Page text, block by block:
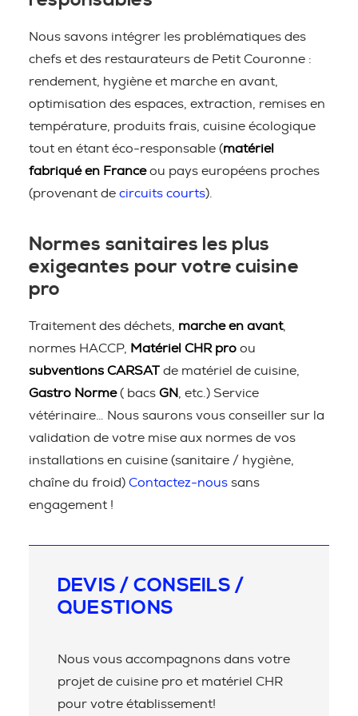
Nous savons intégrer les problématiques des
chefs et des restaurateurs de Petit Couronne :
rendement, hygiène et marche en avant,
optimisation des espaces, extraction, remises en
température, produits frais, cuisine écologique
tout en étant éco-responsable (matériel
fabriqué en Franceou pays européens proches
(provenant de circuits courts).
Normes sanitaires les plus
exigeantes pour votre cuisine
pro
Traitement des déchets, marche en avant,
normes HACCP,
Matériel CHR pro ou
subventions CARSAT de matériel de cuisine,
Gastro Norme( bacs GN
, etc.) Service
vétérinaire… Nous saurons vous conseiller sur la
validation de votre mise aux normes de vos
installations en cuisine (sanitaire / hygiène,
chaîne du froid) Contactez-nous sans
engagement !
DEVIS / CONSEILS /
QUESTIONS
Nous vous accompagnons dans votre
projet de cuisine pro et matériel CHR
pour votre établissement!